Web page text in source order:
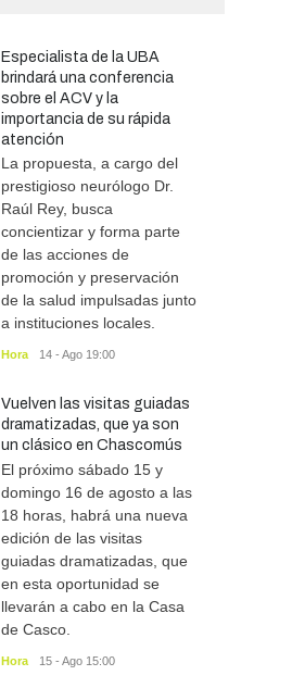
Más de 100 atletas
participaron del Duatlón en
Chascomús
DEPORTES 10/08/2026
Especialista de la UBA
brindará una conferencia
sobre el ACV y la
importancia de su rápida
atención
La propuesta, a cargo del
prestigioso neurólogo Dr.
Raúl Rey, busca
concientizar y forma parte
de las acciones de
promoción y preservación
de la salud impulsadas junto
a instituciones locales.
Hora 14 - Ago 19:00
Vuelven las visitas guiadas
dramatizadas, que ya son
un clásico en Chascomús
El próximo sábado 15 y
domingo 16 de agosto a las
18 horas, habrá una nueva
edición de las visitas
guiadas dramatizadas, que
en esta oportunidad se
llevarán a cabo en la Casa
de Casco.
Hora 15 - Ago 15:00